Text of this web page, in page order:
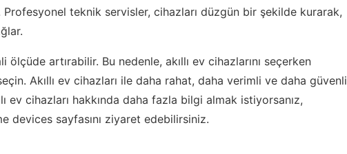
teknik servisler, cihazları düzgün bir şekilde kurarak,
ölçüde artırabilir. Bu nedenle, akıllı ev cihazlarını seçerken
Akıllı ev cihazları ile daha rahat, daha verimli ve daha güvenli
ev cihazları hakkında daha fazla bilgi almak istiyorsanız,
devices sayfasını ziyaret edebilirsiniz.